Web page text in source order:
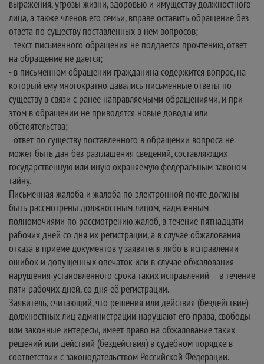
выражения, угрозы жизни, здоровью и имуществу должностного
лица, а также членов его семьи, вправе оставить обращение без
ответа по существу поставленных в нем вопросов;
- текст письменного обращения не поддается прочтению, ответ
на обращение не дается;
- в письменном обращении гражданина содержится вопрос, на
который ему многократно давались письменные ответы по
существу в связи с ранее направляемыми обращениями, и при
этом в обращении не приводятся новые доводы или
обстоятельства;
- ответ по существу поставленного в обращении вопроса не
может быть дан без разглашения сведений, составляющих
государственную или иную охраняемую федеральным законом
тайну.
Письменная жалоба и жалоба по электронной почте должны
быть рассмотрены должностным лицом, наделенным
полномочиями по рассмотрению жалоб, в течение пятнадцати
рабочих дней со дня их регистрации, а в случае обжалования
отказа в приеме документов у заявителя либо в исправлении
ошибок и допущенных опечаток или в случае обжалования
нарушения установленного срока таких исправлений – в течение
пяти рабочих дней, со дня её регистрации.
Заявитель, считающий, что решения или действия (бездействие)
должностных лиц администрации нарушают его права, свободы
или законные интересы, имеет право на обжалование таких
решений или действий (бездействия) в судебном порядке в
соответствии с законодательством Российской Федерации.